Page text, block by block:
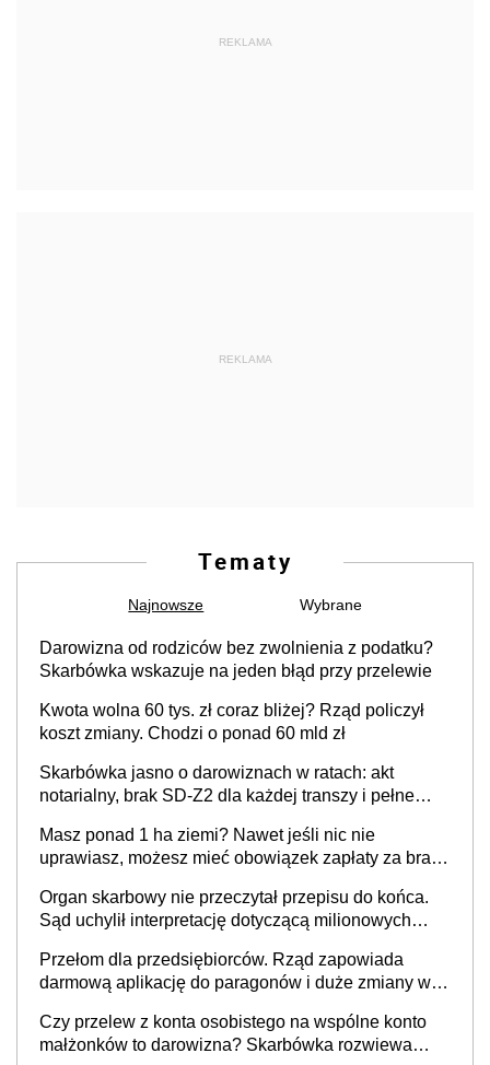
REKLAMA
REKLAMA
Tematy
Najnowsze Wybrane
Darowizna od rodziców bez zwolnienia z podatku?
Skarbówka wskazuje na jeden błąd przy przelewie
Kwota wolna 60 tys. zł coraz bliżej? Rząd policzył
koszt zmiany. Chodzi o ponad 60 mld zł
Skarbówka jasno o darowiznach w ratach: akt
notarialny, brak SD-Z2 dla każdej transzy i pełne
Masz ponad 1 ha ziemi? Nawet jeśli nic nie
uprawiasz, możesz mieć obowiązek zapłaty za brak
Organ skarbowy nie przeczytał przepisu do końca.
Sąd uchylił interpretację dotyczącą milionowych
Przełom dla przedsiębiorców. Rząd zapowiada
darmową aplikację do paragonów i duże zmiany w
Czy przelew z konta osobistego na wspólne konto
małżonków to darowizna? Skarbówka rozwiewa